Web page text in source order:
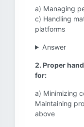
a) Managing
c) Handling
platforms
Answer
2. Proper
for:
a) Minimizing
Maintaining
above